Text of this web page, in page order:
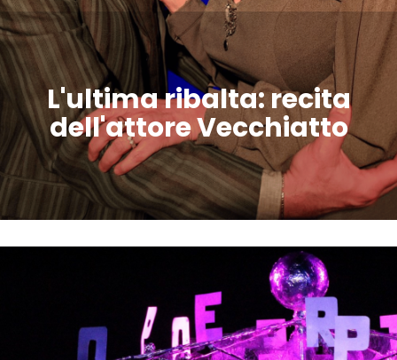
L'ultima ribalta: recita
dell'attore Vecchiatto